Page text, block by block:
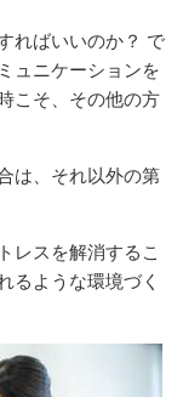
ればいいのか？ で
ュニケーションを
こそ、その他の方
は、それ以外の第
レスを解消するこ
るような環境づく